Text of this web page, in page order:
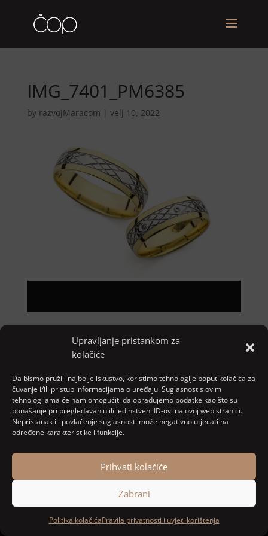
Upravljanje pristankom za
kolačiće
Da bismo pružili najbolje iskustvo, koristimo tehnologije poput kolačića za
čuvanje i/ili pristup informacijama o uređaju. Suglasnost s ovim
tehnologijama će nam omogućiti da obrađujemo podatke kao što su
ponašanje pri pregledavanju ili jedinstveni ID-ovi na ovoj web stranici.
Nepristanak ili povlačenje suglasnosti može negativno utjecati na
određene karakteristike i funkcije.
Prihvati kolačiće
Zabrani
Politika kolačićaPravila privatnosti i uvjeti korištenja
IMG_7401_PM6385
by razvojMaracom | velj 10, 2022
Nove objave
Najnoviji komentari
Nema komentara za prikaz.
Designed and developed by